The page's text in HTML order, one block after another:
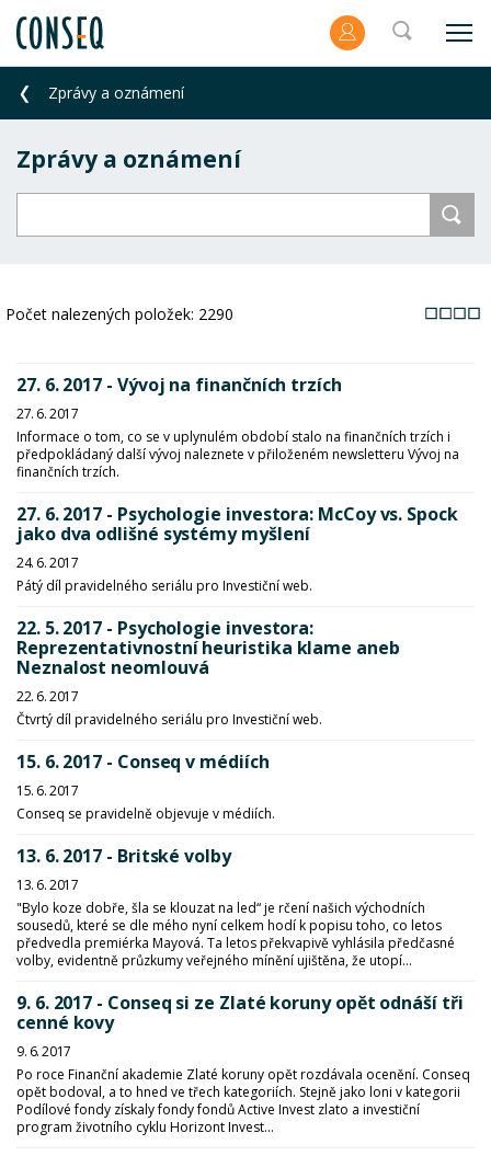
Zprávy a oznámení
Zprávy a oznámení
Počet nalezených položek: 2290
27. 6. 2017 - Vývoj na finančních trzích
27. 6. 2017
Informace o tom, co se v uplynulém období stalo na finančních trzích i
předpokládaný další vývoj naleznete v přiloženém newsletteru Vývoj na
finančních trzích.
27. 6. 2017 - Psychologie investora: McCoy vs. Spock
jako dva odlišné systémy myšlení
24. 6. 2017
Pátý díl pravidelného seriálu pro Investiční web.
22. 5. 2017 - Psychologie investora:
Reprezentativnostní heuristika klame aneb
Neznalost neomlouvá
22. 6. 2017
Čtvrtý díl pravidelného seriálu pro Investiční web.
15. 6. 2017 - Conseq v médiích
15. 6. 2017
Conseq se pravidelně objevuje v médiích.
13. 6. 2017 - Britské volby
13. 6. 2017
"Bylo koze dobře, šla se klouzat na led“ je rčení našich východních
sousedů, které se dle mého nyní celkem hodí k popisu toho, co letos
předvedla premiérka Mayová. Ta letos překvapivě vyhlásila předčasné
volby, evidentně průzkumy veřejného mínění ujištěna, že utopí...
9. 6. 2017 - Conseq si ze Zlaté koruny opět odnáší tři
cenné kovy
9. 6. 2017
Po roce Finanční akademie Zlaté koruny opět rozdávala ocenění. Conseq
opět bodoval, a to hned ve třech kategoriích. Stejně jako loni v kategorii
Podílové fondy získaly fondy fondů Active Invest zlato a investiční
program životního cyklu Horizont Invest...